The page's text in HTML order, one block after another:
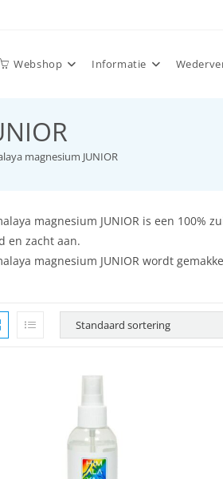
Webshop Informatie
magnesium JUNIOR
magnesium JUNIOR is een
en zacht aan.
magnesium JUNIOR wordt